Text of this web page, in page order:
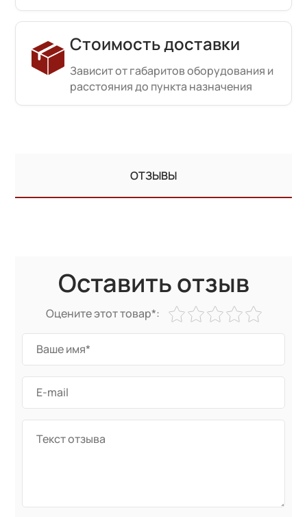
Стоимость доставки
Зависит от габаритов оборудования и
расстояния до пункта назначения
ОТЗЫВЫ
Оставить отзыв
Оцените этот товар*: